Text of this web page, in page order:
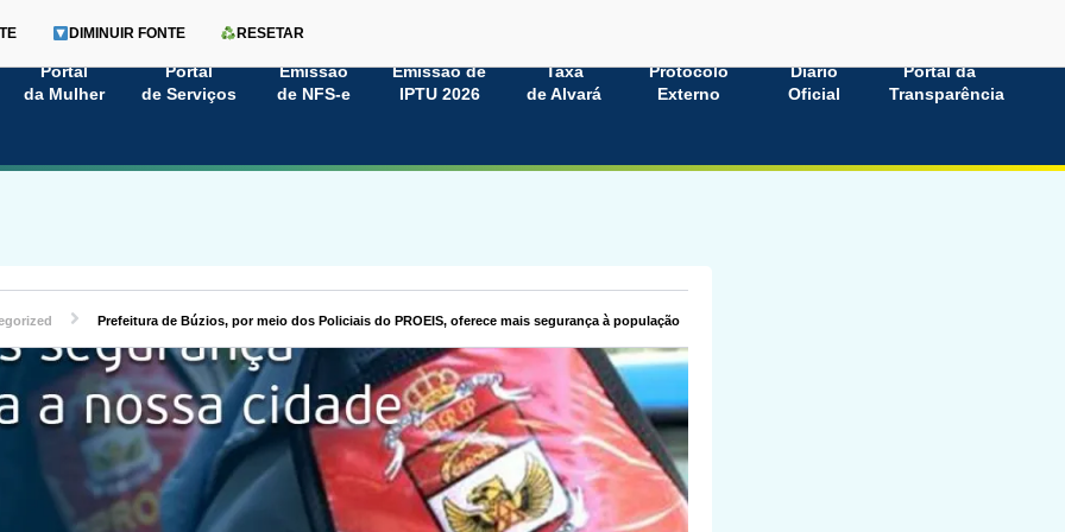
Portal
da Mulher
Portal
de Serviços
Emissão
de NFS-e
Emissão de
IPTU 2026
Taxa
de Alvará
Protocolo
Externo
Diário
Oficial
Portal da
Transparência
DIMINUIR FONTE RESETAR
Prefeitura de Búzios, por meio dos Policiais do PROEIS, oferece mais segurança à população